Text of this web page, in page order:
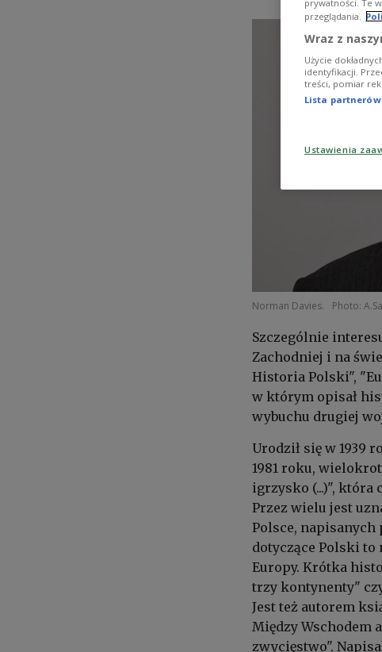
Norman Davies. Photo:
Szczególnie
Zachodniej i na
Historia Polski",
w którym opisał
wybuchu drugiej
Urodził się w 1939
1981 roku,
igrzysko (...)", która
Przez wielu jest
Polsce,
dotyczące Polski to
Europy. Krótka
trzy kontynenty"
Jest też autorem
Między Wschodem
zwycięstwo".
prywatności. Te
przeglądania.
Wraz z
Użycie
identyfikacji.
treści, pomiar
Lista
Ustawienia